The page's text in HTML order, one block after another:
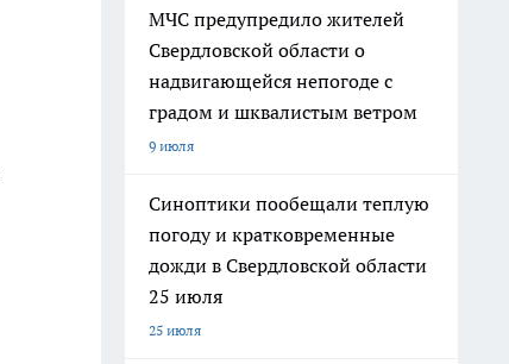
МЧС предупредило жителей
Свердловской области о
надвигающейся непогоде с
градом и шквалистым ветром
9 июля
Синоптики пообещали теплую
погоду и кратковременные
дожди в Свердловской области
25 июля
25 июля